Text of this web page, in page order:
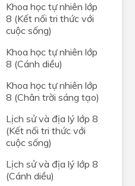
Khoa học tự nhiên lớp
8 (Kết nối tri thức với
cuộc sống)
Khoa học tự nhiên lớp
8 (Cánh diều)
Khoa học tự nhiên lớp
8 (Chân trời sáng tạo)
Lịch sử và địa lý lớp 8
(Kết nối tri thức với
cuộc sống)
Lịch sử và địa lý lớp 8
(Cánh diều)